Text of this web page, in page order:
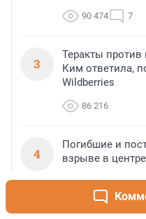
90 474 7
3
Теракты против
Ким ответила,
Wildberries
86 216
4
Погибшие и
взрыве в
84 136 216